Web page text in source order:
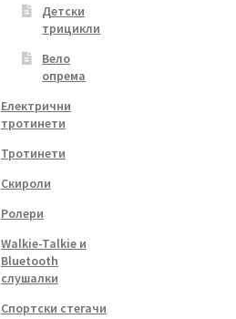
Детски
трицикли
Вело
опрема
Електрични
тротинети
Тротинети
Скироли
Ролери
Walkie-Talkie и
Bluetooth
слушалки
Спортски стегачи